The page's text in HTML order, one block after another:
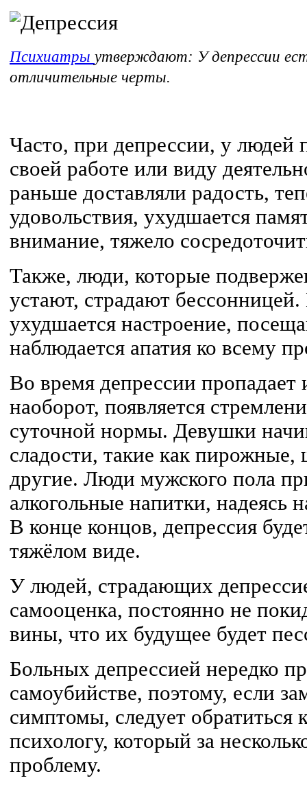
Психиатры утверждают: У депрессии
отличительные черты.
Часто, при депрессии, у людей
своей работе или виду
раньше доставляли радость,
удовольствия, ухудшается
внимание, тяжело
Также, люди, которые
устают, страдают
ухудшается настроение,
наблюдается апатия ко всему
Во время депрессии пропадает
наоборот, появляется
суточной нормы. Девушки
сладости, такие как
другие. Люди мужского пола
алкогольные напитки, надеясь
В конце концов, депрессия
тяжёлом виде.
У людей, страдающих
самооценка, постоянно не
вины, что их будущее будет
Больных депрессией нередко
самоубийстве, поэтому, если
симптомы, следует обратиться
психологу, который за
проблему.